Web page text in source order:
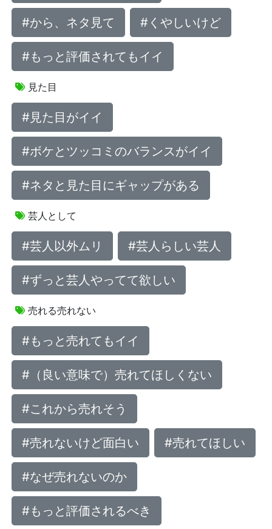
#から、ネタ見て #くやしいけど
#もっと評価されてもイイ
見た目
#見た目がイイ
#ボケとツッコミのバランスがイイ
#ネタと見た目にギャップがある
芸人として
#芸人以外ムリ #芸人らしい芸人
#ずっと芸人やってて欲しい
売れる売れない
#もっと売れてもイイ
#（良い意味で）売れてほしくない
#これから売れそう
#売れないけど面白い #売れてほしい
#なぜ売れないのか
#もっと評価されるべき